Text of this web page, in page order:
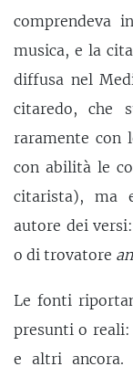
comprendeva
musica, e la
diffusa nel
citaredo, che
raramente con
con abilità le
citarista), ma
autore dei versi:
o di trovatore
Le fonti
presunti o reali:
e altri ancora.